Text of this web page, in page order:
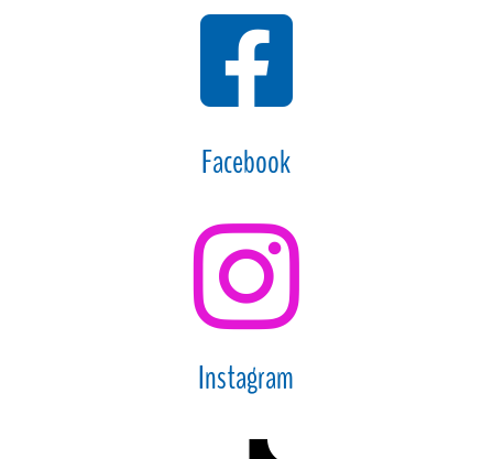

Facebook

Instagram